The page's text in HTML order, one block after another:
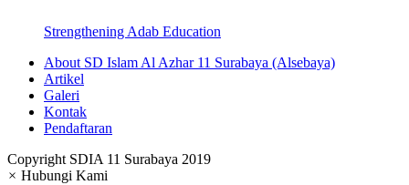
Strengthening Adab Education
About SD Islam Al Azhar 11 Surabaya (Alsebaya)
Artikel
Galeri
Kontak
Pendaftaran
Copyright SDIA 11 Surabaya 2019
× Hubungi Kami